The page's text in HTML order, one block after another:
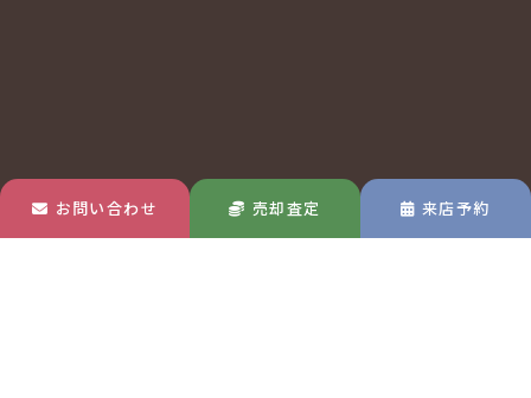
お問い合わせ 売却査定 来店予約
玉島店 MAP